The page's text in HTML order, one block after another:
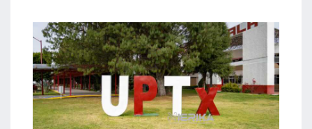
acervo
aclaración
acreditación